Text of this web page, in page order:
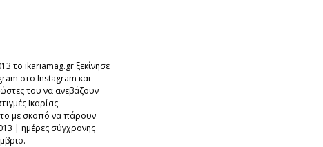
το ikariamag.gr ξεκίνησε
στο Instagram και
του να ανεβάζουν
Ικαρίας
με σκοπό να πάρουν
| ημέρες σύγχρονης